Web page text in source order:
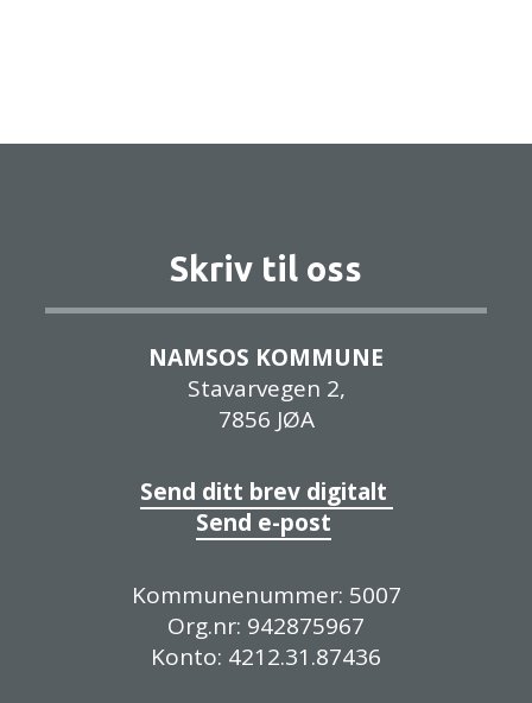
Skriv til oss
NAMSOS KOMMUNE
Stavarvegen 2,
7856 JØA
Send ditt brev digitalt
Send e-post
Kommunenummer: 5007
Org.nr: 942875967
Konto: 4212.31.87436